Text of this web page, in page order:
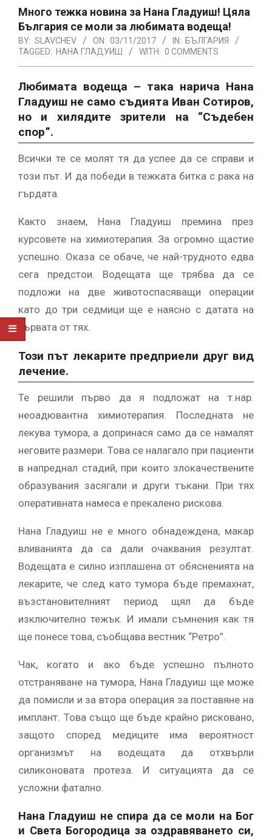
Много тежка новина за Нана Гладуиш! Цяла
България се моли за любимата водеща!
BY: SLAVCHEV ON: 03/11/2017 IN: БЪЛГАРИЯ
TAGGED: НАНА ГЛАДУИШ WITH: 0 COMMENTS
Любимата водеща – така нарича Нана
Гладуиш не само съдията Иван Сотиров,
но и хилядите зрители на “Съдебен
спор”.
Всички те се молят тя да успее да се справи и
този път. И да победи в тежката битка с рака на
гърдата.
Както знаем, Нана Гладуиш премина през
курсовете на химиотерапия. За огромно щастие
успешно. Оказа се обаче, че най-трудното едва
сега предстои. Водещата ще трябва да се
подложи на две животоспасяващи операции
като до три седмици ще е наясно с датата на
първата от тях.
Този път лекарите предприели друг вид
лечение.
Те решили първо да я подложат на т.нар.
неоадювантна химиотерапия. Последната не
лекува тумора, а допринася само да се намалят
неговите размери. Това се налагало при пациенти
в напреднал стадий, при които злокачествените
образувания засягали и други тъкани. При тях
оперативната намеса е прекалено рискова.
Нана Гладуиш не е много обнадеждена, макар
вливанията да са дали очаквания резултат.
Водещата е силно изплашена от обясненията на
лекарите, че след като тумора бъде премахнат,
възстановителният период щял да бъде
изключително тежък. И имали съмнения как тя
ще понесе това, съобщава вестник “Ретро”.
Чак, когато и ако бъде успешно пълното
отстраняване на тумора, Нана Гладуиш ще може
да помисли и за втора операция за поставяне на
имплант. Това също ще бъде крайно рисковано,
защото според медиците има вероятност
организмът на водещата да отхвърли
силиконовата протеза. И ситуацията да се
усложни фатално.
Нана Гладуиш не спира да се моли на Бог
и Света Богородица за оздравяването си,